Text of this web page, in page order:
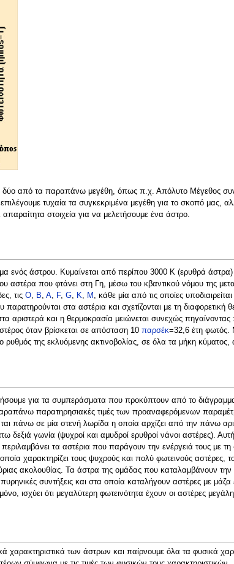
δύο από τα παραπάνω μεγέθη, όπως π.χ. Απόλυτο Μέγεθος
τυχαία τα συγκεκριμένα μεγέθη για το σκοπό μας,
στοιχεία για να μελετήσουμε ένα άστρο.
ενός άστρου. Κυμαίνεται από περίπου 3000 Κ (ερυθρά
που φτάνει στη Γη, μέσω του κβαντικού νόμου της
τις O, B, A, F, G, K, M , κάθε μία από τις οποίες
στα αστέρια και σχετίζονται με τη
αριστερά και η θερμοκρασία μειώνεται συνεχώς
όταν βρίσκεται σε απόσταση 10 παρσέκ=32,6 έτη φωτός.
ρυθμός της εκλυόμενης ακτινοβολίας, σε όλα τα μήκη
για τα συμπεράσματα που προκύπτουν από το
παρατηρησιακές τιμές των προαναφερόμενων
πάνω σε μία στενή λωρίδα η οποία αρχίζει από την πάνω
δεξιά γωνία (ψυχροί και αμυδροί ερυθροί νάνοι αστέρες).
τα αστέρια που παράγουν την ενέργειά τους με
χαρακτηρίζει τους ψυχρούς και πολύ φωτεινούς αστέρες,
ακολουθίας. Τα άστρα της ομάδας που καταλαμβάνουν
συντήξεις και στα οποία καταλήγουν αστέρες με
ισχύει ότι μεγαλύτερη φωτεινότητα έχουν οι αστέρες
χαρακτηριστικά των άστρων και παίρνουμε όλα τα φυσικά